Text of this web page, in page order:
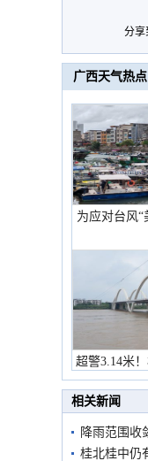
分享
广西天气热点
为应对台风
超警3.14米
市
相关新闻
降雨范围收
桂北桂中仍